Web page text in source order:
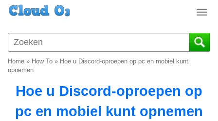
T
g
g
i
Home » How To » Hoe u Discord-oproepen op pc en mobiel kunt
opnemen
Hoe u Discord-oproepen op
pc en mobiel kunt opnemen